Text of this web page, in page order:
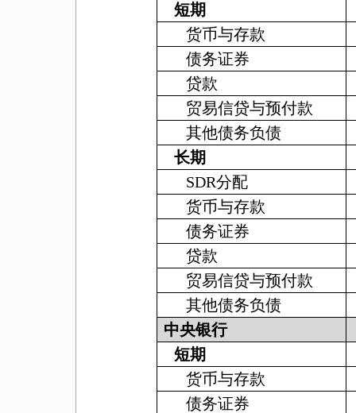
短期
货币与存款
债务证券
贷款
贸易信贷与预付款
其他债务负债
长期
SDR分配
货币与存款
债务证券
贷款
贸易信贷与预付款
其他债务负债
中央银行
短期
货币与存款
债务证券